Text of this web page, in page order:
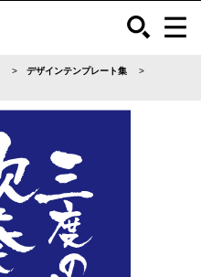
デザインテンプレート集